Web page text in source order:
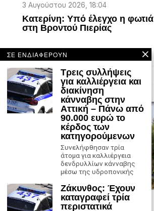
3 Αυγούστου 2026, 18:04
Κατερίνη: Υπό έλεγχο η φωτιά
στη Βροντού Πιερίας
ΣΕ ΕΝΔΙΑΦΕΡΟΥΝ
Τρεις συλλήψεις
για καλλιέργεια και
διακίνηση
κάνναβης στην
Αττική – Πάνω από
90.000 ευρώ το
κέρδος των
κατηγορούμενων
Συνελήφθησαν τρία
άτομα για καλλιέργεια
δενδρυλλίων κάνναβης
μέσω της υδροπονικής
Ζάκυνθος: Έχουν
καταγραφεί τρία
περιστατικά